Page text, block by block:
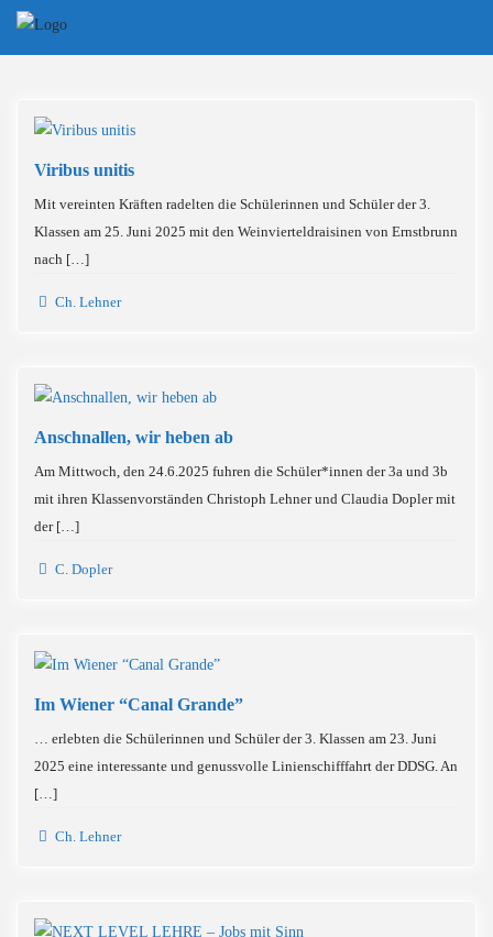
Skip
Viribus unitis
Mit vereinten Kräften radelten die Schülerinnen und Schüler der 3.
Klassen am 25. Juni 2025 mit den Weinvierteldraisinen von Ernstbrunn
nach […]
Ch. Lehner
Anschnallen, wir heben ab
Am Mittwoch, den 24.6.2025 fuhren die Schüler*innen der 3a und 3b
mit ihren Klassenvorständen Christoph Lehner und Claudia Dopler mit
der […]
C. Dopler
Im Wiener “Canal Grande”
… erlebten die Schülerinnen und Schüler der 3. Klassen am 23. Juni
2025 eine interessante und genussvolle Linienschifffahrt der DDSG. An
[…]
Ch. Lehner